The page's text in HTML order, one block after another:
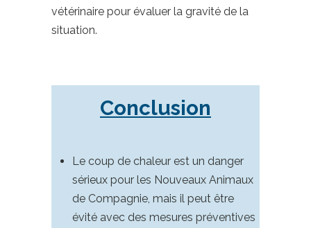
vétérinaire pour évaluer la gravité de la
situation.
Conclusion
Le coup de chaleur est un danger
sérieux pour les Nouveaux Animaux
de Compagnie, mais il peut être
évité avec des mesures préventives